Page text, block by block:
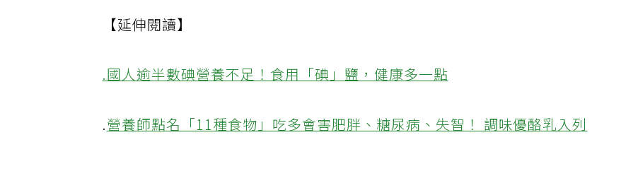
【延伸閱讀】
.國人逾半數碘營養不足！食用「碘」鹽，健康多一點
.營養師點名「11種食物」吃多會害肥胖、糖尿病、失智！ 調味優酪乳入列